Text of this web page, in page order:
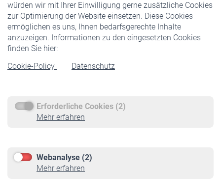
würden wir mit Ihrer Einwilligung gerne zusätzliche Cookies
zur Optimierung der Website einsetzen. Diese Cookies
ermöglichen es uns, Ihnen bedarfsgerechte Inhalte
anzuzeigen. Informationen zu den eingesetzten Cookies
finden Sie hier:
Cookie-Policy
Datenschutz
Erforderliche Cookies (2)
Mehr erfahren
Webanalyse (2)
Mehr erfahren
Veranstaltungen
Rentner
Rentenbeginn
Rente beantragen
Service
Informationen
Online-Rechner
VBLnewsletter